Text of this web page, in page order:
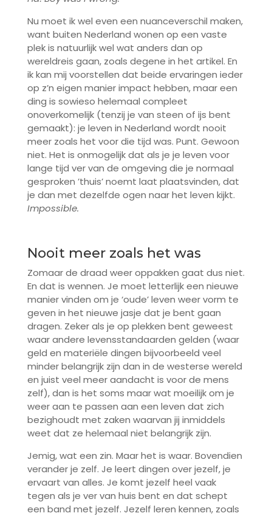
Nu moet ik wel even een nuanceverschil maken,
want buiten Nederland wonen op een vaste
plek is natuurlijk wel wat anders dan op
wereldreis gaan, zoals degene in het artikel. En
ik kan mij voorstellen dat beide ervaringen ieder
op z’n eigen manier impact hebben, maar een
ding is sowieso helemaal compleet
onoverkomelijk (tenzij je van steen of ijs bent
gemaakt): je leven in Nederland wordt nooit
meer zoals het voor die tijd was. Punt. Gewoon
niet. Het is onmogelijk dat als je je leven voor
lange tijd ver van de omgeving die je normaal
gesproken ’thuis’ noemt laat plaatsvinden, dat
je dan met dezelfde ogen naar het leven kijkt.
Impossible.
Nooit meer zoals het was
Zomaar de draad weer oppakken gaat dus niet.
En dat is wennen. Je moet letterlijk een nieuwe
manier vinden om je ‘oude’ leven weer vorm te
geven in het nieuwe jasje dat je bent gaan
dragen. Zeker als je op plekken bent geweest
waar andere levensstandaarden gelden (waar
geld en materiële dingen bijvoorbeeld veel
minder belangrijk zijn dan in de westerse wereld
en juist veel meer aandacht is voor de mens
zelf), dan is het soms maar wat moeilijk om je
weer aan te passen aan een leven dat zich
bezighoudt met zaken waarvan jij inmiddels
weet dat ze helemaal niet belangrijk zijn.
Jemig, wat een zin. Maar het is waar. Bovendien
verander je zelf. Je leert dingen over jezelf, je
ervaart van alles. Je komt jezelf heel vaak
tegen als je ver van huis bent en dat schept
een band met jezelf. Jezelf leren kennen, zoals